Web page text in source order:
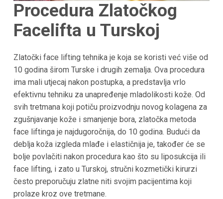
Procedura Zlatočkog
Facelifta u Turskoj
Zlatočki face lifting tehnika je koja se koristi već više od
10 godina širom Turske i drugih zemalja. Ova procedura
ima mali utjecaj nakon postupka, a predstavlja vrlo
efektivnu tehniku za unapređenje mladolikosti kože. Od
svih tretmana koji potiču proizvodnju novog kolagena za
zgušnjavanje kože i smanjenje bora, zlatočka metoda
face liftinga je najdugoročnija, do 10 godina. Budući da
deblja koža izgleda mlađe i elastičnija je, također će se
bolje povlačiti nakon procedura kao što su liposukcija ili
face lifting, i zato u Turskoj, stručni kozmetički kirurzi
često preporučuju zlatne niti svojim pacijentima koji
prolaze kroz ove tretmane.